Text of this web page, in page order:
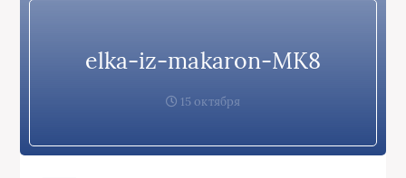
elka-iz-makaron-MK8
15 октября